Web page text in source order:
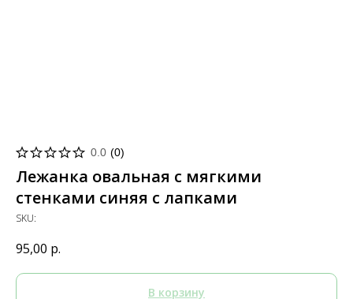
0.0 (0)
Лежанка овальная с мягкими
стенками синяя с лапками
SKU:
95,00 р.
В корзину